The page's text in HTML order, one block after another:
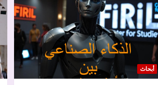
أبحاث